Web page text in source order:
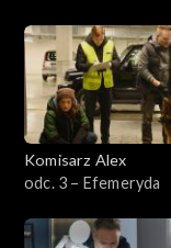
Sezon 7
Sezon 6
Sezon 5
Komisarz Alex
odc. 3 – Efemeryda